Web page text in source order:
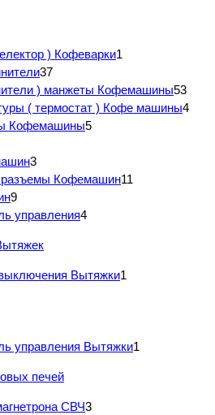
) Кофеварки1
37
) манжеты Кофемашины53
( термостат ) Кофе машины4
Кофемашины5
3
разъемы Кофемашин11
9
управления4
Вытяжки1
управления Вытяжки1
печей
СВЧ3